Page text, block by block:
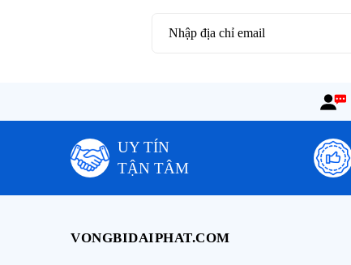
UY TÍN
TẬN TÂM
VONGBIDAIPHAT.COM